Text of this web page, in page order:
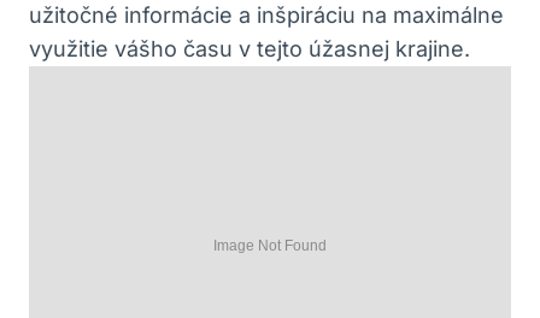
užitočné informácie a inšpiráciu na maximálne
využitie vášho času v tejto úžasnej krajine.